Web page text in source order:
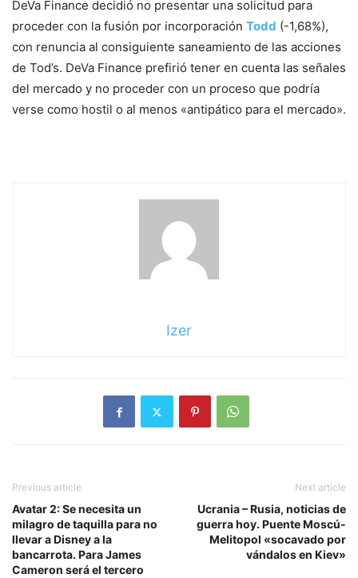
DeVa Finance decidió no presentar una solicitud para
proceder con la fusión por incorporación Todd (-1,68%),
con renuncia al consiguiente saneamiento de las acciones
de Tod’s. DeVa Finance prefirió tener en cuenta las señales
del mercado y no proceder con un proceso que podría
verse como hostil o al menos «antipático para el mercado».
Izer
Previous article
Avatar 2: Se necesita un
milagro de taquilla para no
llevar a Disney a la
bancarrota. Para James
Cameron será el tercero
Next article
Ucrania – Rusia, noticias de
guerra hoy. Puente Moscú-
Melitopol «socavado por
vándalos en Kiev»